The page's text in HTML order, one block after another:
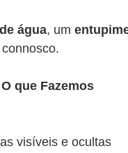
água, um
que Fazemos
visíveis e ocultas